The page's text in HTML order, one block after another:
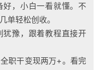
，小白一看就懂。不
单轻松创收。
犹豫，跟着教程直接开
职干变现两万+。看完